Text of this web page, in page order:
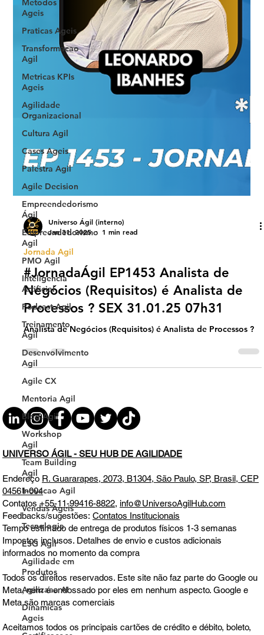
Metodos
Ageis
Praticas Ageis
Transformacao
Agil
Metricas KPIs
Ageis
Agilidade
Organizacional
Cultura Agil
Cases Ageis
Palestra Agil
Agile Decision
Empreendedorismo
Ágil
Empreendedorismo
Agil
PMO Agil
Inteligencia
Artificial
Podcast Agil
Treinamento
Agil
Desenvolvimento
Agil
Agile CX
Mentoria Agil
Blog Agil
Workshop
Agil
Team Building
Agil
Inovacao Agil
Vendas Ageis
Tecnologia
ESG Agil
Agilidade em
Produtos
Agilizaaa AI
Dinamicas
Ageis
Universo Ágil (interno)
Jan 31, 2025
Jornada Agil
#JornadaÁgil EP1453 Analista de
Negócios (Requisitos) é Analista de
Processos ? SEX 31.01.25 07h31
Analista de Negócios (Requisitos) é Analista de Processos ?
UNIVERSO ÁGIL - SEU HUB DE AGILIDADE
EndereçoR. Guararapes, 2073, B1304, São Paulo, SP, Brasil, CEP
04561-004
Contatos+55-11-99416-8822,info@UniversoAgilHub.com
Feedbacks/sugestões:Contatos Institucionais
Tempo estimado de entrega de produtos físicos 1-3 semanas
Impostos inclusos. Detalhes de envio e custos adicionais
informados no momento da compra
Todos os direitos reservados. Este site não faz parte do Google ou
Meta, nem é endossado por eles em nenhum aspecto. Google e
Meta são marcas comerciais